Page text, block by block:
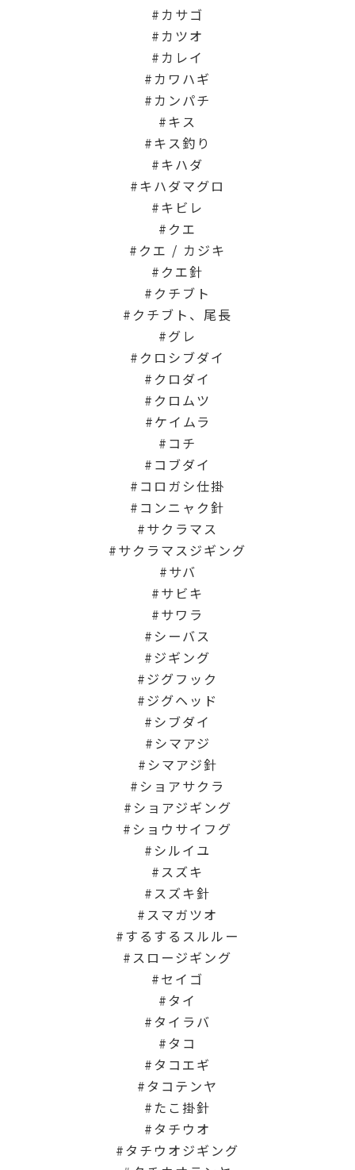
カサゴ
カツオ
カレイ
カワハギ
カンパチ
キス
キス釣り
キハダ
キハダマグロ
キビレ
クエ
クエ / カジキ
クエ針
クチブト
クチブト、尾長
グレ
クロシブダイ
クロダイ
クロムツ
ケイムラ
コチ
コブダイ
コロガシ仕掛
コンニャク針
サクラマス
サクラマスジギング
サバ
サビキ
サワラ
シーバス
ジギング
ジグフック
ジグヘッド
シブダイ
シマアジ
シマアジ針
ショアサクラ
ショアジギング
ショウサイフグ
シルイユ
スズキ
スズキ針
スマガツオ
するするスルルー
スロージギング
セイゴ
タイ
タイラバ
タコ
タコエギ
タコテンヤ
たこ掛針
タチウオ
タチウオジギング